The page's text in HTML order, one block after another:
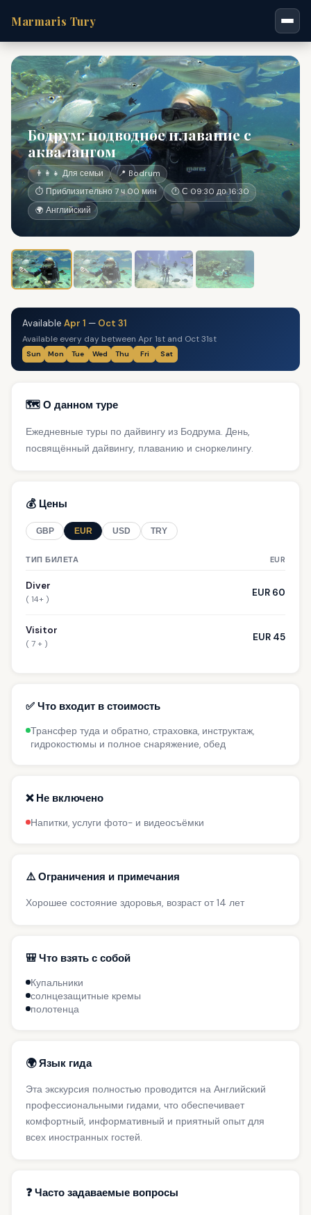
Marmaris Tury
Бодрум: подводное плавание с
аквалангом
👨‍👩‍👧 Для семьи
📍 Bodrum
⏱ Приблизительно 7 ч 00 мин
🕐 С 09:30 до 16:30
🌍 Английский
Available Apr 1 — Oct 31
Available every day between Apr 1st and Oct 31st
Sun Mon Tue Wed Thu Fri Sat
🗺️ О данном туре
Ежедневные туры по дайвингу из Бодрума. День,
посвящённый дайвингу, плаванию и сноркелингу.
💰 Цены
GBP EUR USD TRY
ТИП БИЛЕТА EUR
Diver
( 14+ )
EUR 60
Visitor
( 7 + )
EUR 45
✅ Что входит в стоимость
Трансфер туда и обратно, страховка, инструктаж,
гидрокостюмы и полное снаряжение, обед
❌ Не включено
Напитки, услуги фото- и видеосъёмки
⚠️ Ограничения и примечания
Хорошее состояние здоровья, возраст от 14 лет
🎒 Что взять с собой
Купальники
солнцезащитные кремы
полотенца
🌍 Язык гида
Эта экскурсия полностью проводится на Английский
профессиональными гидами, что обеспечивает
комфортный, информативный и приятный опыт для
всех иностранных гостей.
❓ Часто задаваемые вопросы